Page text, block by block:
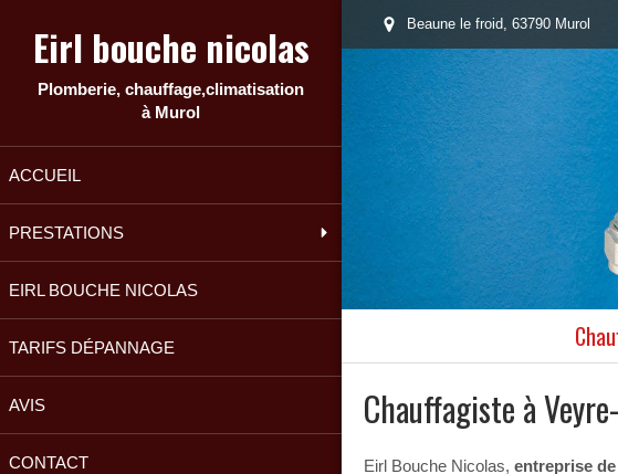
Eirl bouche nicolas
Plomberie, chauffage,climatisation
à Murol
ACCUEIL
PRESTATIONS
EIRL BOUCHE NICOLAS
TARIFS DÉPANNAGE
AVIS
CONTACT
Beaune le froid, 63790 Murol
Chauffagiste à
Eirl Bouche Nicolas,entreprise